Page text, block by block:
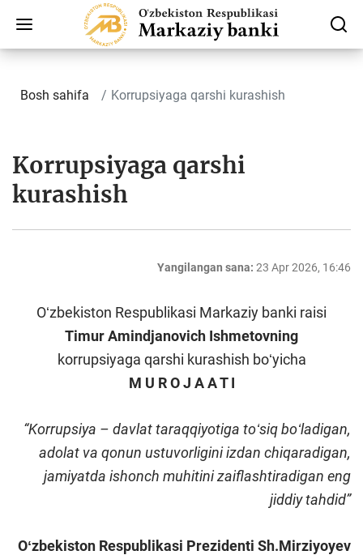
Bosh sahifa Korrupsiyaga qarshi kurashish
Korrupsiyaga qarshi
kurashish
Yangilangan sana: 23 Apr 2026, 16:46
Oʻzbekiston Respublikasi Markaziy banki raisi
Timur Amindjanovich Ishmetovning
korrupsiyaga qarshi kurashish boʻyicha
M U R O J A A T I
“Korrupsiya – davlat taraqqiyotiga toʻsiq boʻladigan,
adolat va qonun ustuvorligini izdan chiqaradigan,
jamiyatda ishonch muhitini zaiflashtiradigan eng
jiddiy tahdid”
Oʻzbekiston Respublikasi Prezidenti Sh.Mirziyoyev